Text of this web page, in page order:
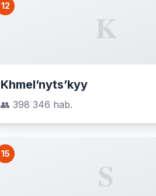
12
K
Khmel’nyts’kyy
👥 398 346 hab.
15
S